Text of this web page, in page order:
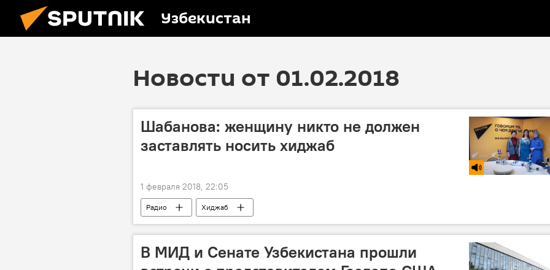
Узбекистан
Новости от 01.02.2018
Шабанова: женщину никто не должен
заставлять носить хиджаб
1 февраля 2018, 22:05
Радио Хиджаб
В МИД и Сенате Узбекистана прошли